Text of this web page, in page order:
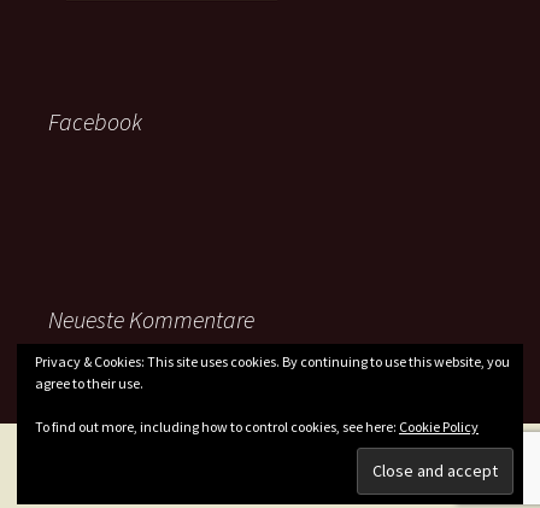
Facebook
Neueste Kommentare
Stolz präsentiert von WordPress
Privacy & Cookies: This site uses cookies. By continuing to use this website, you
agree to their use.
To find out more, including how to control cookies, see here: Cookie Policy